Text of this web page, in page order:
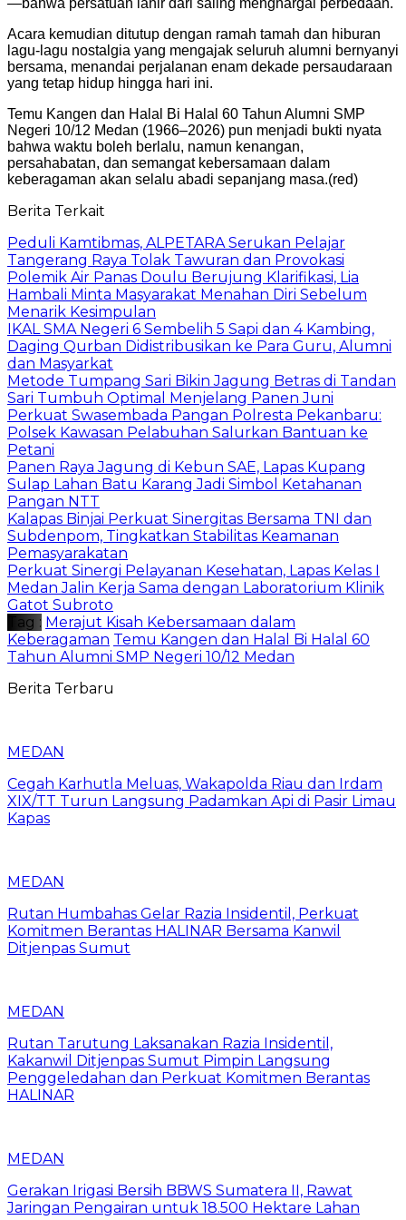
Acara kemudian ditutup dengan ramah tamah dan hiburan
lagu-lagu nostalgia yang mengajak seluruh alumni bernyanyi
bersama, menandai perjalanan enam dekade persaudaraan
yang tetap hidup hingga hari ini.
Temu Kangen dan Halal Bi Halal 60 Tahun Alumni SMP
Negeri 10/12 Medan (1966–2026) pun menjadi bukti nyata
bahwa waktu boleh berlalu, namun kenangan,
persahabatan, dan semangat kebersamaan dalam
keberagaman akan selalu abadi sepanjang masa.(red)
Berita Terkait
Peduli Kamtibmas, ALPETARA Serukan Pelajar
Tangerang Raya Tolak Tawuran dan Provokasi
Polemik Air Panas Doulu Berujung Klarifikasi, Lia
Hambali Minta Masyarakat Menahan Diri Sebelum
Menarik Kesimpulan
IKAL SMA Negeri 6 Sembelih 5 Sapi dan 4 Kambing,
Daging Qurban Didistribusikan ke Para Guru, Alumni
dan Masyarkat
Metode Tumpang Sari Bikin Jagung Betras di Tandan
Sari Tumbuh Optimal Menjelang Panen Juni
Perkuat Swasembada Pangan Polresta Pekanbaru:
Polsek Kawasan Pelabuhan Salurkan Bantuan ke
Petani
Panen Raya Jagung di Kebun SAE, Lapas Kupang
Sulap Lahan Batu Karang Jadi Simbol Ketahanan
Pangan NTT
Kalapas Binjai Perkuat Sinergitas Bersama TNI dan
Subdenpom, Tingkatkan Stabilitas Keamanan
Pemasyarakatan
Perkuat Sinergi Pelayanan Kesehatan, Lapas Kelas I
Medan Jalin Kerja Sama dengan Laboratorium Klinik
Gatot Subroto
Tag : Merajut Kisah Kebersamaan dalam
Keberagaman Temu Kangen dan Halal Bi Halal 60
Tahun Alumni SMP Negeri 10/12 Medan
Berita Terbaru
MEDAN
Cegah Karhutla Meluas, Wakapolda Riau dan Irdam
XIX/TT Turun Langsung Padamkan Api di Pasir Limau
Kapas
MEDAN
Rutan Humbahas Gelar Razia Insidentil, Perkuat
Komitmen Berantas HALINAR Bersama Kanwil
Ditjenpas Sumut
MEDAN
Rutan Tarutung Laksanakan Razia Insidentil,
Kakanwil Ditjenpas Sumut Pimpin Langsung
Penggeledahan dan Perkuat Komitmen Berantas
HALINAR
MEDAN
Gerakan Irigasi Bersih BBWS Sumatera II, Rawat
Jaringan Pengairan untuk 18.500 Hektare Lahan